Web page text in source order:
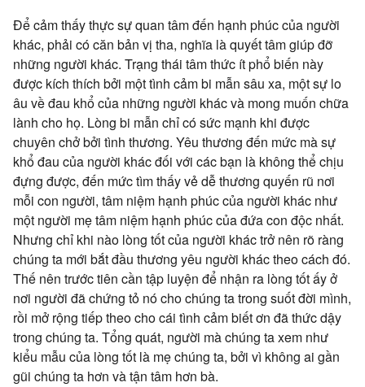
Để cảm thấy thực sự quan tâm đến hạnh phúc của người
khác, phải có căn bản vị tha, nghĩa là quyết tâm giúp đỡ
những người khác. Trạng thái tâm thức ít phổ biến này
được kích thích bởi một tình cảm bi mẫn sâu xa, một sự lo
âu về đau khổ của những người khác và mong muốn chữa
lành cho họ. Lòng bi mẫn chỉ có sức mạnh khi được
chuyên chở bởi tình thương. Yêu thương đến mức mà sự
khổ đau của người khác đối với các bạn là không thể chịu
đựng được, đến mức tìm thấy vẻ dễ thương quyến rũ nơi
mỗi con người, tâm niệm hạnh phúc của người khác như
một người mẹ tâm niệm hạnh phúc của đứa con độc nhất.
Nhưng chỉ khi nào lòng tốt của người khác trở nên rõ ràng
chúng ta mới bắt đầu thương yêu người khác theo cách đó.
Thế nên trước tiên cần tập luyện để nhận ra lòng tốt ấy ở
nơi người đã chứng tỏ nó cho chúng ta trong suốt đời mình,
rồi mở rộng tiếp theo cho cái tình cảm biết ơn đã thức dậy
trong chúng ta. Tổng quát, người mà chúng ta xem như
kiểu mẫu của lòng tốt là mẹ chúng ta, bởi vì không ai gần
gũi chúng ta hơn và tận tâm hơn bà.